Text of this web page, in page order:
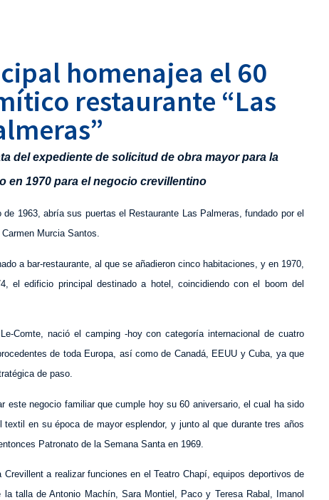
homenajea el 60
restaurante “Las
del expediente de solicitud de obra mayor para la
en 1970 para el negocio crevillentino
1963, abría sus puertas el Restaurante Las Palmeras, fundado por el
Murcia Santos.
a bar-restaurante, al que se añadieron cinco habitaciones, y en 1970,
el edificio principal destinado a hotel, coincidiendo con el boom del
Comte, nació el camping -hoy con categoría internacional de cuatro
de toda Europa, así como de Canadá, EEUU y Cuba, ya que
de paso.
este negocio familiar que cumple hoy su 60 aniversario, el cual ha sido
en su época de mayor esplendor, y junto al que durante tres años
Patronato de la Semana Santa en 1969.
a realizar funciones en el Teatro Chapí, equipos deportivos de
talla de Antonio Machín, Sara Montiel, Paco y Teresa Rabal, Imanol